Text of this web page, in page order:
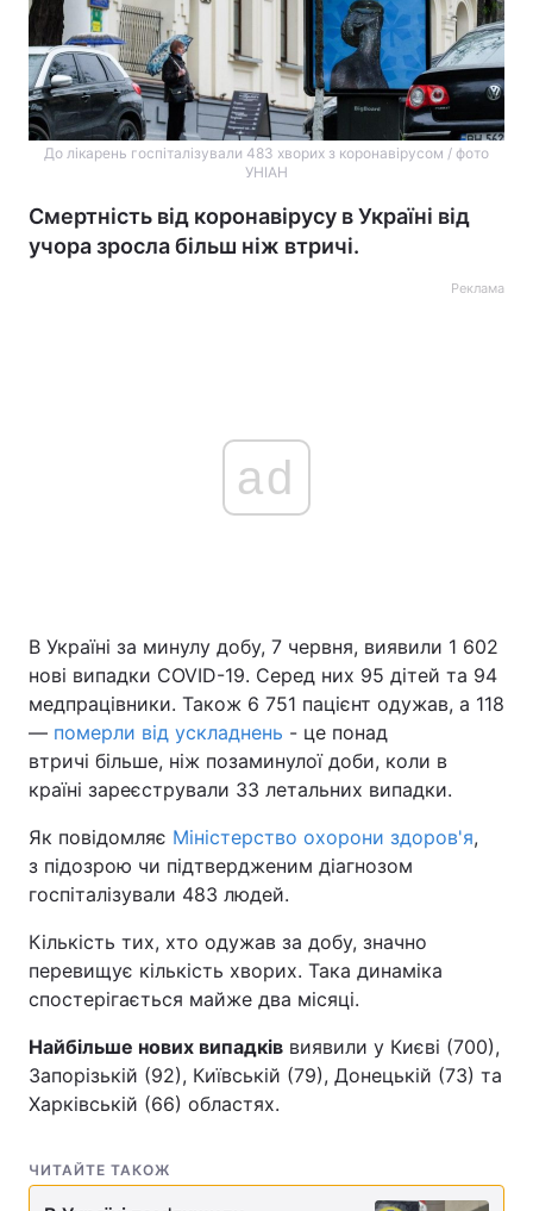
До лікарень госпіталізували 483 хворих з коронавірусом / фото
УНІАН
Смертність від коронавірусу в Україні від
учора зросла більш ніж втричі.
Реклама
ad
В Україні за минулу добу, 7 червня, виявили 1 602
нові випадки COVID-19. Серед них 95 дітей та 94
медпрацівники. Також 6 751 пацієнт одужав, а 118
— померли від ускладнень - це понад
втричі більше, ніж позаминулої доби, коли в
країні зареєстрували 33 летальних випадки.
Як повідомляє Міністерство охорони здоров'я,
з підозрою чи підтвердженим діагнозом
госпіталізували 483 людей.
Кількість тих, хто одужав за добу, значно
перевищує кількість хворих. Така динаміка
спостерігається майже два місяці.
Найбільше нових випадків виявили у Києві (700),
Запорізькій (92), Київській (79), Донецькій (73) та
Харківській (66) областях.
ЧИТАЙТЕ ТАКОЖ